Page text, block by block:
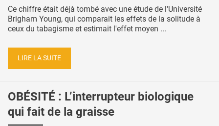
Ce chiffre était déjà tombé avec une étude de l'Université
Brigham Young, qui comparait les effets de la solitude à
ceux du tabagisme et estimait l'effet moyen ...
LIRE LA SUITE
OBÉSITÉ : L’interrupteur biologique
qui fait de la graisse